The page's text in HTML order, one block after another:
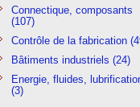
Connectique, composants
(107)
Contrôle de la fabrication
Bâtiments industriels (24)
Energie, fluides,
(3)